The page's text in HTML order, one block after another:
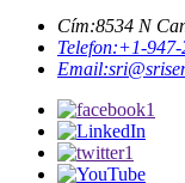
Cím:8534 N
Telefon:+1-947-
Email: